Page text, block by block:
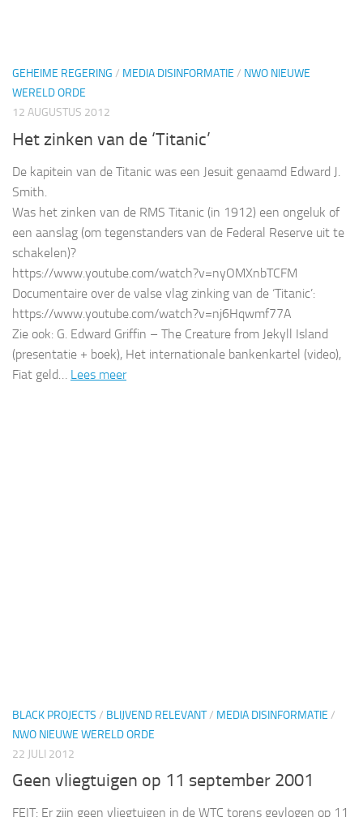
GEHEIME REGERING / MEDIA DISINFORMATIE / NWO NIEUWE
WERELD ORDE
12 AUGUSTUS 2012
Het zinken van de ‘Titanic’
De kapitein van de Titanic was een Jesuit genaamd Edward J.
Smith.
Was het zinken van de RMS Titanic (in 1912) een ongeluk of
een aanslag (om tegenstanders van de Federal Reserve uit te
schakelen)?
https://www.youtube.com/watch?v=nyOMXnbTCFM
Documentaire over de valse vlag zinking van de ‘Titanic’:
https://www.youtube.com/watch?v=nj6Hqwmf77A
Zie ook: G. Edward Griffin – The Creature from Jekyll Island
(presentatie + boek), Het internationale bankenkartel (video),
Fiat geld… Lees meer
BLACK PROJECTS / BLIJVEND RELEVANT/ MEDIA DISINFORMATIE /
NWO NIEUWE WERELD ORDE
22 JULI 2012
Geen vliegtuigen op 11 september 2001
FEIT: Er zijn geen vliegtuigen in de WTC torens gevlogen op 11